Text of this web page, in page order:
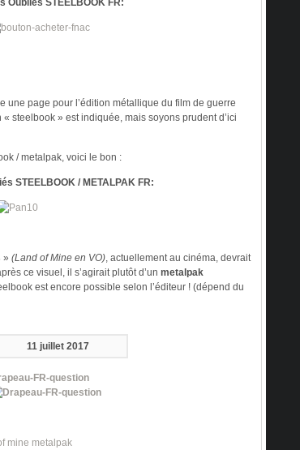
Oubliés STEELBOOK FR:
une page pour l’édition métallique du film de guerre
« steelbook » est indiquée, mais soyons prudent d’ici
/ metalpak, voici le bon :
STEELBOOK / METALPAK FR:
» (Land of Mine en VO), actuellement au cinéma, devrait
ce visuel, il s’agirait plutôt d’un metalpak
est encore possible selon l’éditeur ! (dépend du
11 juillet 2017